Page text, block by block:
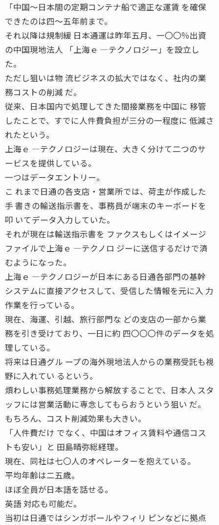
「中国〜日本間の定期コンテナ船で適正な運賃 を確保
できたのは四〜五年前まで。
それ以降は規制緩 日本通運は昨年五月、一〇〇％出資
の中国現地法人 「上海ｅ ―テクノロジー」を設立し
た。
ただし狙いは物 流ビジネスの拡大ではなく、社内の業
務コストの削減 だ。
従来、日本国内で処理してきた間接業務を中国に 移管
したことで、すでに人件費負担が三分の一程度に 低減さ
れたという。
上海ｅ ―テクノロジーは現在、大きく分けて二つのサ
ービスを提供している。
一つはデータエントリー。
こ れまで日通の各支店・営業所では、荷主が作成した
手 書きの輸送指示書を、事務員が端末のキーボードを
叩 いてデータ入力していた。
それが現在は輸送指示書を ファクスもしくはイメージ
ファイルで上海ｅ ―テクノロ ジーに送信するだけで済
むようになった。
上海ｅ ―テクノロジーが日本にある日通各部門の基幹
システムに直接アクセスして、受信した情報を元に入 力
作業を行っている。
現在、海運、引越、旅行部門な どの支店の一部から業
務を引き受けており、一日に約 四〇〇〇件のデータを処
理している。
将来は日通グル ープの海外現地法人からの業務受託も視
野に入れてい るという。
煩わしい事務処理業務から解放することで、日本人 スタ
ッフには営業活動に専念してもらおうという狙い だ。
もちろん、コスト削減効果も大きい。
「人件費だけ でなく、中国はオフィス賃料や通信コス
トも安い」と 田島晴弥総経理。
現在、同社は七〇人のオペレーターを抱えている。
平均年齢は二五歳。
ほぼ全員が日本語を話せる。
英語 対応も可能だ。
当初は日通ではシンガポールやフィリ ピンなどに拠点